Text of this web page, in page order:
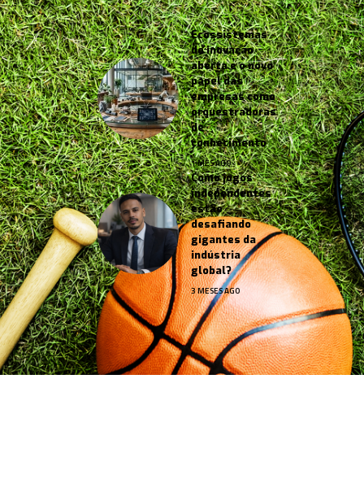
Ecossistemas
de inovação
aberta e o novo
papel das
empresas como
orquestradoras
de
conhecimento
1 MÊS AGO
Como jogos
independentes
estão
desafiando
gigantes da
indústria
global?
3 MESES AGO